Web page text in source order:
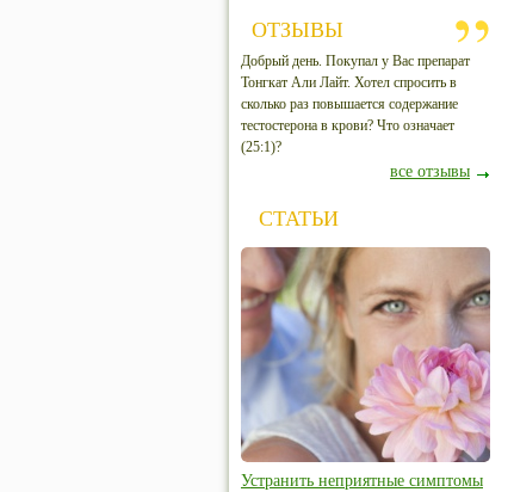
ОТЗЫВЫ
Добрый день. Покупал у Вас препарат
Тонгкат Али Лайт. Хотел спросить в
сколько раз повышается содержание
тестостерона в крови? Что означает
(25:1)?
все отзывы
СТАТЬИ
Устранить неприятные симптомы